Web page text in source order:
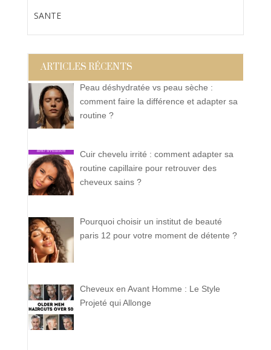
SANTE
ARTICLES RÉCENTS
Peau déshydratée vs peau sèche :
comment faire la différence et adapter sa
routine ?
Cuir chevelu irrité : comment adapter sa
routine capillaire pour retrouver des
cheveux sains ?
Pourquoi choisir un institut de beauté
paris 12 pour votre moment de détente ?
Cheveux en Avant Homme : Le Style
Projeté qui Allonge